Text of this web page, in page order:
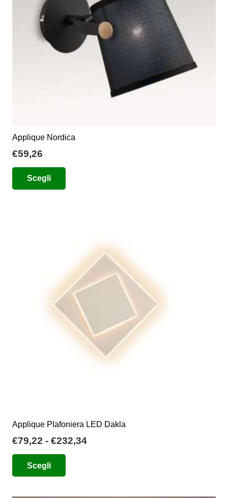
Applique Nordica
€59,26
Scegli
possono
essere
scelte
nella
pagina
prodotto
Applique Plafoniera LED Dakla
€79,22 - €232,34Fascia
Scegli